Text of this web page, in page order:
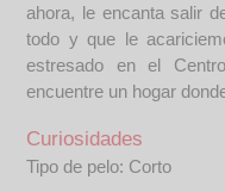
ahora, le encanta salir
todo y que le
estresado en el
encuentre un hogar
Curiosidades
Tipo de pelo: Corto